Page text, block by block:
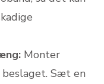
Monter
Sæt en